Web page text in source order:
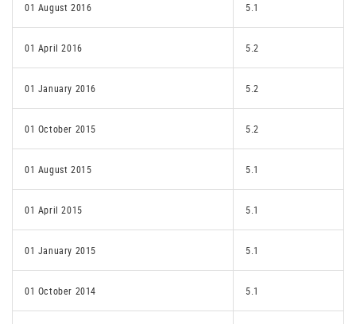
01 August 2016 5.1
01 April 2016 5.2
01 January 2016 5.2
01 October 2015 5.2
01 August 2015 5.1
01 April 2015 5.1
01 January 2015 5.1
01 October 2014 5.1